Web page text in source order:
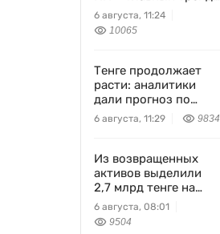
мировой экономики.
Как в него
вписывается
Corp.
6 августа, 11:24
10065
Тенге продолжает
расти: аналитики
дали прогноз по
доллару
6 августа, 11:29 9834
Из возвращенных
активов выделили
2,7 млрд тенге на
водоснабжение
6 августа, 08:01
9504